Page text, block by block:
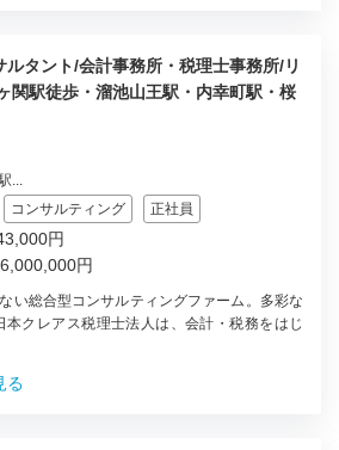
タント/会計事務所・税理士事務所/リ
関駅徒歩・溜池山王駅・内幸町駅・桜
...
コンサルティング 正社員
円
円
い総合型コンサルティングファーム。多彩な
本クレアス税理士法人は、会計・税務をはじ
る